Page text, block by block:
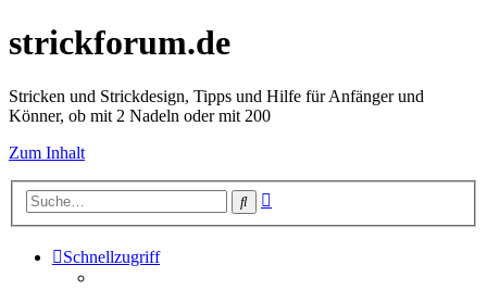
strickforum.de
Stricken und Strickdesign, Tipps und Hilfe für Anfänger und
Könner, ob mit 2 Nadeln oder mit 200
Zum Inhalt
Suche
Schnellzugriff